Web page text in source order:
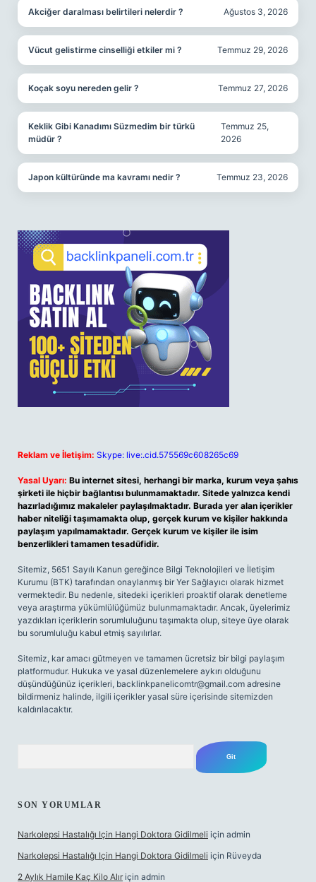
Akciğer daralması belirtileri nelerdir ? Ağustos 3, 2026
Vücut gelistirme cinselliği etkiler mi ? Temmuz 29, 2026
Koçak soyu nereden gelir ? Temmuz 27, 2026
Keklik Gibi Kanadımı Süzmedim bir türkü
müdür ?
Temmuz 25,
2026
Japon kültüründe ma kavramı nedir ? Temmuz 23, 2026
Reklam ve İletişim: Skype: live:.cid.575569c608265c69
Yasal Uyarı: Bu internet sitesi, herhangi bir marka, kurum veya şahıs
şirketi ile hiçbir bağlantısı bulunmamaktadır. Sitede yalnızca kendi
hazırladığımız makaleler paylaşılmaktadır. Burada yer alan içerikler
haber niteliği taşımamakta olup, gerçek kurum ve kişiler hakkında
paylaşım yapılmamaktadır. Gerçek kurum ve kişiler ile isim
benzerlikleri tamamen tesadüfidir.
Sitemiz, 5651 Sayılı Kanun gereğince Bilgi Teknolojileri ve İletişim
Kurumu (BTK) tarafından onaylanmış bir Yer Sağlayıcı olarak hizmet
vermektedir. Bu nedenle, sitedeki içerikleri proaktif olarak denetleme
veya araştırma yükümlülüğümüz bulunmamaktadır. Ancak, üyelerimiz
yazdıkları içeriklerin sorumluluğunu taşımakta olup, siteye üye olarak
bu sorumluluğu kabul etmiş sayılırlar.
Sitemiz, kar amacı gütmeyen ve tamamen ücretsiz bir bilgi paylaşım
platformudur. Hukuka ve yasal düzenlemelere aykırı olduğunu
düşündüğünüz içerikleri, backlinkpanelicomtr@gmail.com adresine
bildirmeniz halinde, ilgili içerikler yasal süre içerisinde sitemizden
kaldırılacaktır.
SON YORUMLAR
Narkolepsi Hastalığı Için Hangi Doktora Gidilmeli için admin
Narkolepsi Hastalığı Için Hangi Doktora Gidilmeli için Rüveyda
2 Aylık Hamile Kaç Kilo Alır için admin